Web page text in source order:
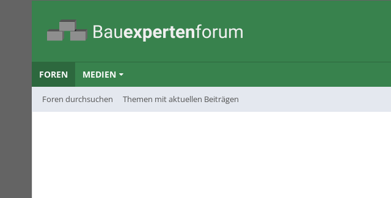
FOREN
Foren durchsuchen Themen mit aktuellen Beiträgen
MEDIEN